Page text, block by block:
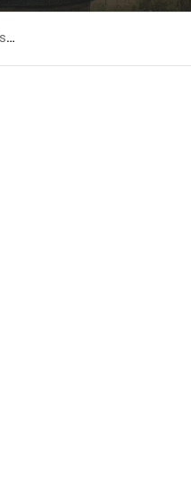
Abhandlung von der Engbrustigkeit...Verdeutscht und mit...Anmerkungen versehen von D. Johann Christian Friedrich Scherf.